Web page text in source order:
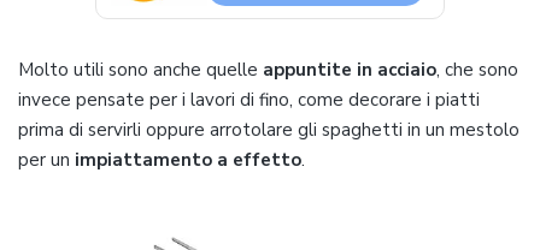
Molto utili sono anche quelle appuntite in acciaio, che sono
invece pensate per i lavori di fino, come decorare i piatti
prima di servirli oppure arrotolare gli spaghetti in un mestolo
per un impiattamento a effetto.